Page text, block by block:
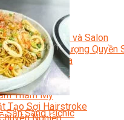
Viên Spa
Spa
Kinh Doanh Spa và Salon
Chuỗi và Nhượng Quyền
Và Điều Trị Da
Viên Trang Điểm
Cô Dâu
Thẩm Mỹ
Tạo Sợi Hairstroke
Sẵn Sàng Picnic